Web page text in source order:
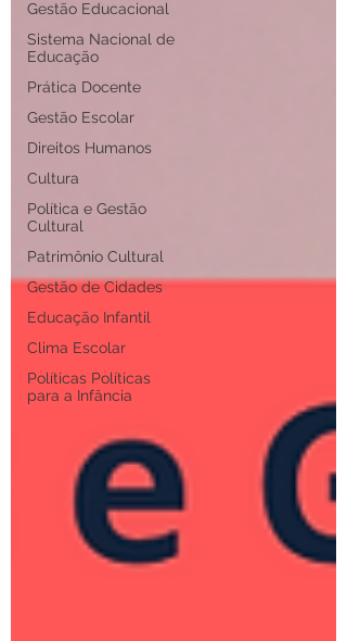
Gestão Educacional
Sistema Nacional de
Educação
Prática Docente
Gestão Escolar
Direitos Humanos
Cultura
Política e Gestão
Cultural
Patrimônio Cultural
Gestão de Cidades
Educação Infantil
Clima Escolar
Políticas Políticas
para a Infância